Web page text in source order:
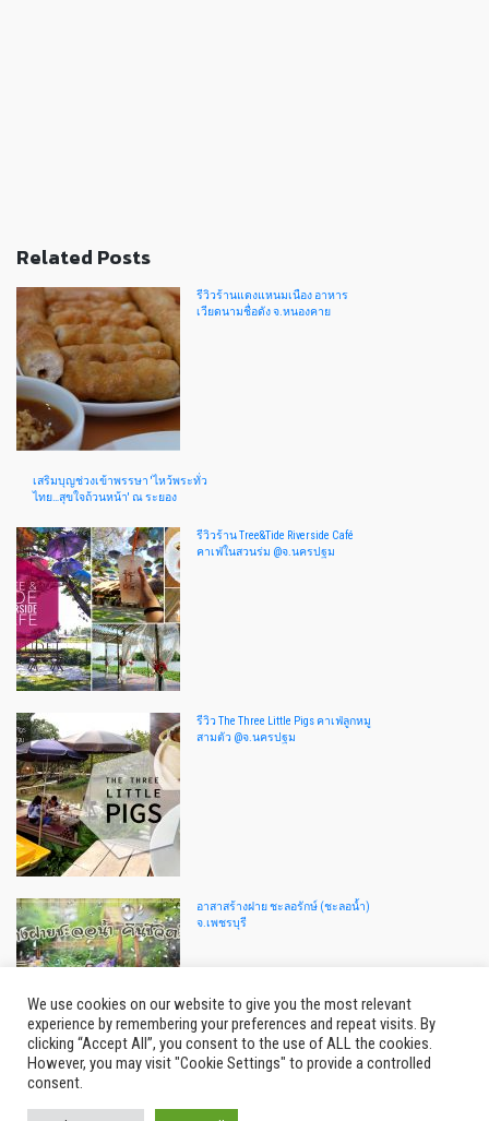
Related Posts
รีวิวร้านแดงแหนมเนือง อาหาร
เวียดนามชื่อดัง จ.หนองคาย
เสริมบุญช่วงเข้าพรรษา 'ไหว้พระทั่ว
ไทย…สุขใจถ้วนหน้า' ณ ระยอง
รีวิวร้าน Tree&Tide Riverside Café
คาเฟ่ในสวนร่ม @จ.นครปฐม
รีวิว The Three Little Pigs คาเฟ่ลูกหมู
สามตัว @จ.นครปฐม
อาสาสร้างฝาย ชะลอรักษ์ (ชะลอน้ำ)
จ.เพชรบุรี
We use cookies on our website to give you the most relevant
experience by remembering your preferences and repeat visits. By
clicking “Accept All”, you consent to the use of ALL the cookies.
However, you may visit "Cookie Settings" to provide a controlled
consent.